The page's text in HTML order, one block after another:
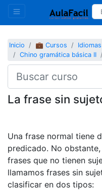
Inicio 💼 Cursos Idiomas
Chino gramática básica II
La frase sin
Una frase normal tiene
predicado. No
frases que no tienen
llamamos frases sin
clasificar en dos tipos: